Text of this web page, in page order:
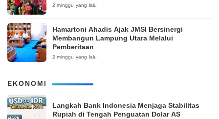
2 minggu yang lalu
Hamartoni Ahadis Ajak JMSI Bersinergi
Membangun Lampung Utara Melalui
Pemberitaan
2 minggu yang lalu
EKONOMI
Langkah Bank Indonesia Menjaga Stabilitas
Rupiah di Tengah Penguatan Dolar AS